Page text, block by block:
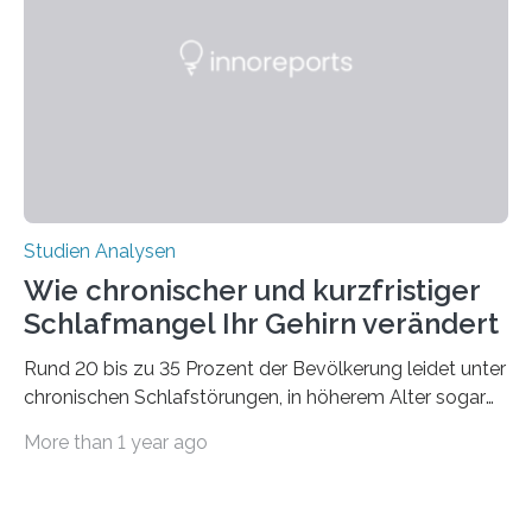
derzeitigen Verbreitungsgebiets bis zum Jahr 2100
Studien Analysen
Wie chronischer und kurzfristiger
Schlafmangel Ihr Gehirn verändert
Rund 20 bis zu 35 Prozent der Bevölkerung leidet unter
chronischen Schlafstörungen, in höherem Alter sogar
Erwachsene kennt zudem ein kurzfristiges Schlafdefizit:
More than 1 year ago